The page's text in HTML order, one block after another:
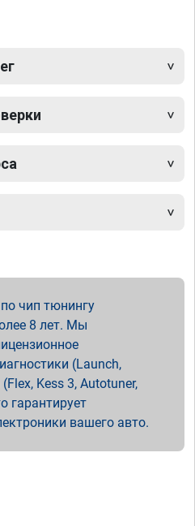
чип тюнингу
8 лет. Мы
(Launch,
Kess 3, Autotuner,
гарантирует
вашего авто.